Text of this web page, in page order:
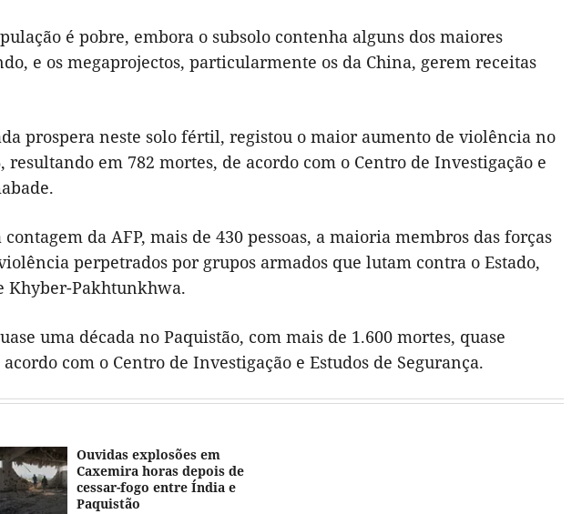
é pobre, embora o subsolo contenha alguns dos maiores
e os megaprojectos, particularmente os da China, gerem receitas
prospera neste solo fértil, registou o maior aumento de violência no
resultando em 782 mortes, de acordo com o Centro de Investigação e
da AFP, mais de 430 pessoas, a maioria membros das forças
perpetrados por grupos armados que lutam contra o Estado,
Khyber-Pakhtunkhwa.
uma década no Paquistão, com mais de 1.600 mortes, quase
com o Centro de Investigação e Estudos de Segurança.
Ouvidas explosões em
Caxemira horas depois de
cessar-fogo entre Índia e
Paquistão